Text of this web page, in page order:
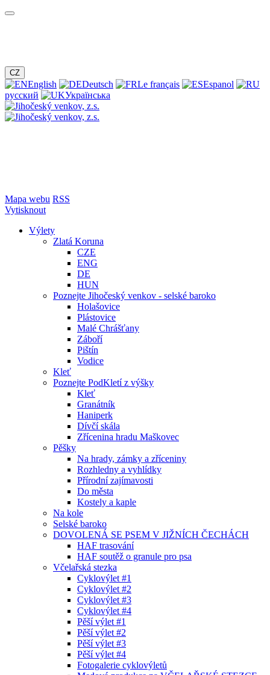
CZ
English Deutsch Le français
Espanol
русский
Українська
Mapa webu RSS
Vytisknout
Výlety
Zlatá Koruna
CZE
ENG
DE
HUN
Poznejte Jihočeský venkov - selské baroko
Holašovice
Plástovice
Malé Chrášťany
Záboří
Pištín
Vodice
Kleť
Poznejte PodKletí z výšky
Kleť
Granátník
Haniperk
Dívčí skála
Zřícenina hradu Maškovec
Pěšky
Na hrady, zámky a zříceniny
Rozhledny a vyhlídky
Přírodní zajímavosti
Do města
Kostely a kaple
Na kole
Selské baroko
DOVOLENÁ SE PSEM V JIŽNÍCH ČECHÁCH
HAF trasování
HAF soutěž o granule pro psa
Včelařská stezka
Cyklovýlet #1
Cyklovýlet #2
Cyklovýlet #3
Cyklovýlet #4
Pěší výlet #1
Pěší výlet #2
Pěší výlet #3
Pěší výlet #4
Fotogalerie cyklovýletů